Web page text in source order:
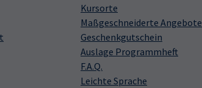
Kursorte
Maßgeschneiderte Angebote
Geschenkgutschein
Auslage Programmheft
F.A.Q.
Leichte Sprache